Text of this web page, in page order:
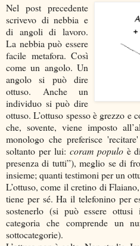
Nel post precedente
scrivevo di nebbia e
di angoli di lavoro.
La nebbia può essere
facile metafora. Così
come un angolo. Un
angolo si può dire
ottuso. Anche un
individuo si può dire
ottuso. L’ottuso spesso è grezzo
che, sovente, viene imposto
monologo che preferisce 'recitare'
soltanto per lui: coram populoè
presenza di tutti”), meglio se di
insieme; quanti testimoni per un
L’ottuso, come il cretino di
tiene per sé. Ha il telefonino per
sostenerlo (si può essere
categoria che comprende un
sottocategorie).